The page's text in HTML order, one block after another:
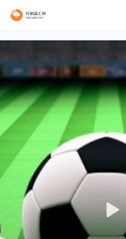
HD
正片
正片
正片
正片
正片
HD
正片
HD
正片